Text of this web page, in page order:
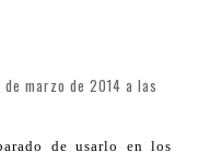
de marzo de 2014 a las
de usarlo en los